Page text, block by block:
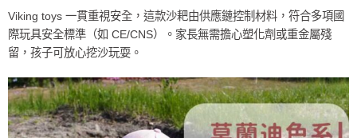
Viking toys 一貫重視安全，這款沙耙由供應鏈控制材料，符合多項國
際玩具安全標準（如 CE/CNS）。家長無需擔心塑化劑或重金屬殘
留，孩子可放心挖沙玩耍。